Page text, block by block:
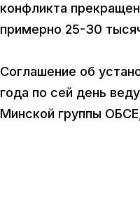
конфликта
примерно 25-30
Соглашение об
года по сей день
Минской группы